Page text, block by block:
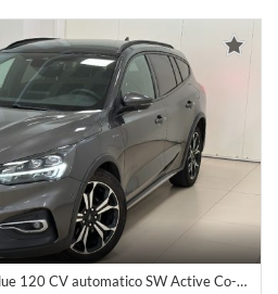
120 CV automatico SW Active Co-Pilot